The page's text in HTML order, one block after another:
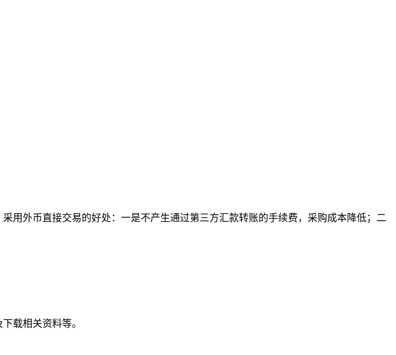
用外币直接交易的好处：一是不产生通过第三方汇款转账的手续费，采购成本降低；二
载相关资料等。